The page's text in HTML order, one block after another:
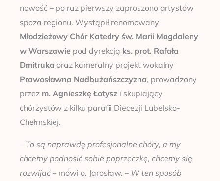
nowość – po raz pierwszy zaproszono artystów
spoza regionu. Wystąpił renomowany
Młodzieżowy Chór Katedry św. Marii Magdaleny
w Warszawie pod dyrekcją ks. prot. Rafała
Dmitruka oraz kameralny projekt wokalny
Prawosławna Nadbużańszczyzna, prowadzony
przez m. Agnieszkę Łotysz i skupiający
chórzystów z kilku parafii Diecezji Lubelsko-
Chełmskiej.
– To są naprawdę profesjonalne chóry, a my
chcemy podnosić sobie poprzeczkę, chcemy się
rozwijać – mówi o. Jarosław. – W ten sposób